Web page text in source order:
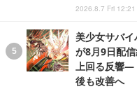
2026.8.7 Fri 12:21
美少女サバ
が8月9日配
上回る反響―
後も改善へ